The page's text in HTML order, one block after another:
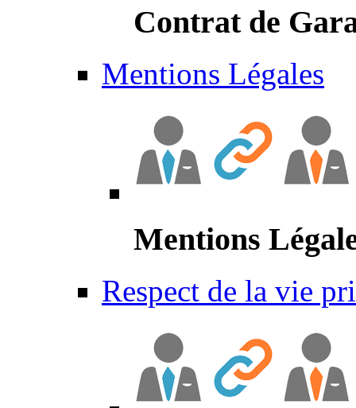
Contrat de
Mentions Légales
Mentions
Respect de la vie